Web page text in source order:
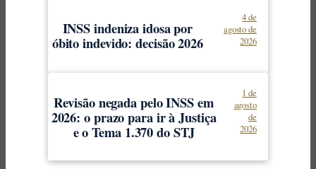
INSS indeniza idosa por
óbito indevido: decisão 2026
4 de
agosto de
2026
Revisão negada pelo INSS em
2026: o prazo para ir à Justiça
e o Tema 1.370 do STJ
1 de
agosto
de
2026